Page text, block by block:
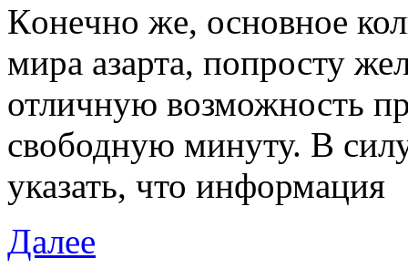
Кoнeчнo жe, основное
мира азарта, попросту
отличную возможность
свободную минуту. В
указать, что информация
Далее